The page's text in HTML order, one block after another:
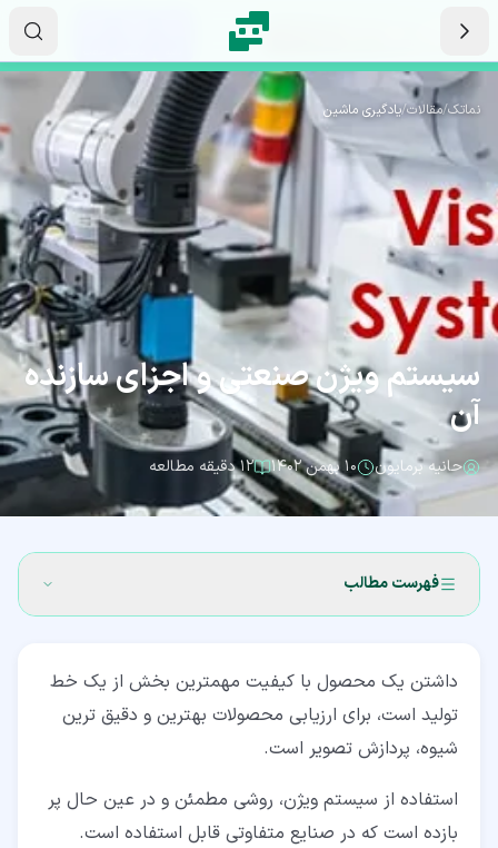
نماتک/مقالات/یادگیری ماشین
سیستم ویژن صنعتی و اجزای سازنده
آن
حانیه برمایون ۱۰ بهمن ۱۴۰۲ ۱۲ دقیقه مطالعه
فهرست مطالب
۳‏- کاربرد پردازش تصویر
۳‏-‏۱‏- دسته بندی ویژن
۳‏-‏۲‏- سنسور پردازش تصویر
داشتن یک محصول با کیفیت مهمترین بخش از یک خط
تولید است، برای ارزیابی محصولات بهترین و دقیق ترین
شیوه، پردازش تصویر است.
استفاده از سیستم ویژن، روشی مطمئن و در عین حال پر
بازده است که در صنایع متفاوتی قابل استفاده است.